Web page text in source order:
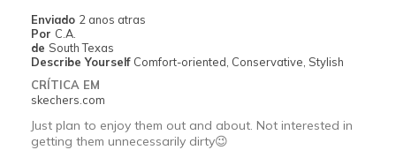
Travel
Work
Sizing
Feels true to size
Enviado 2 anos atras
Por C.A.
de South Texas
Describe Yourself Comfort-oriented, Conservative, Stylish
CRÍTICA EM
skechers.com
Just plan to enjoy them out and about. Not interested in
getting them unnecessarily dirty😉